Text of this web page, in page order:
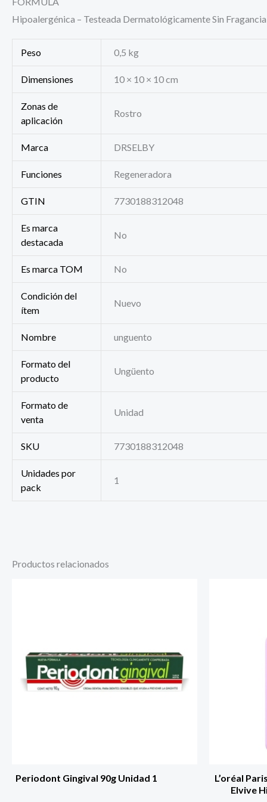
Hipoalergénica – Testeada Dermatológicamente Sin
Peso 0,5 kg
Dimensiones 10 × 10 × 10 cm
Zonas de
aplicación
Rostro
Marca DRSELBY
Funciones Regeneradora
GTIN 7730188312048
Es marca
destacada
No
Es marca TOM No
Condición del
ítem
Nuevo
Nombre unguento
Formato del
producto
Ungüento
Formato de
venta
Unidad
SKU 7730188312048
Unidades por
pack
1
Productos relacionados
Periodont Gingival 90g Unidad 1
L’oréal
Elvive